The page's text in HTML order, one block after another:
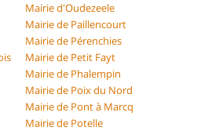
Mairie d'Oudezeele
Mairie de Paillencourt
Mairie de Pérenchies
Mairie de Petit Fayt
Mairie de Phalempin
Mairie de Poix du Nord
Mairie de Pont à Marcq
Mairie de Potelle